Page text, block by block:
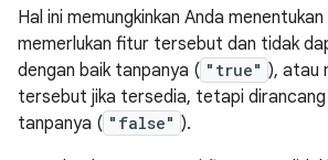
Hal ini memungkinkan Anda
memerlukan fitur tersebut dan tidak
dengan baik tanpanya ( "true" ), atau
tersebut jika tersedia, tetapi dirancang
tanpanya ( "false" ).